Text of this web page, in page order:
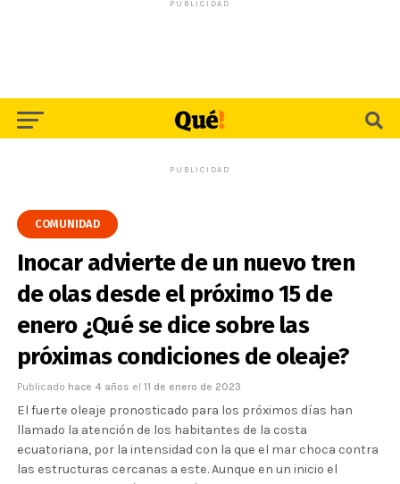
PUBLICIDAD
PUBLICIDAD
COMUNIDAD
Inocar advierte de un nuevo tren
de olas desde el próximo 15 de
enero ¿Qué se dice sobre las
próximas condiciones de oleaje?
Publicado hace 4 años el 11 de enero de 2023
El fuerte oleaje pronosticado para los próximos días han
llamado la atención de los habitantes de la costa
ecuatoriana, por la intensidad con la que el mar choca contra
las estructuras cercanas a este. Aunque en un inicio el